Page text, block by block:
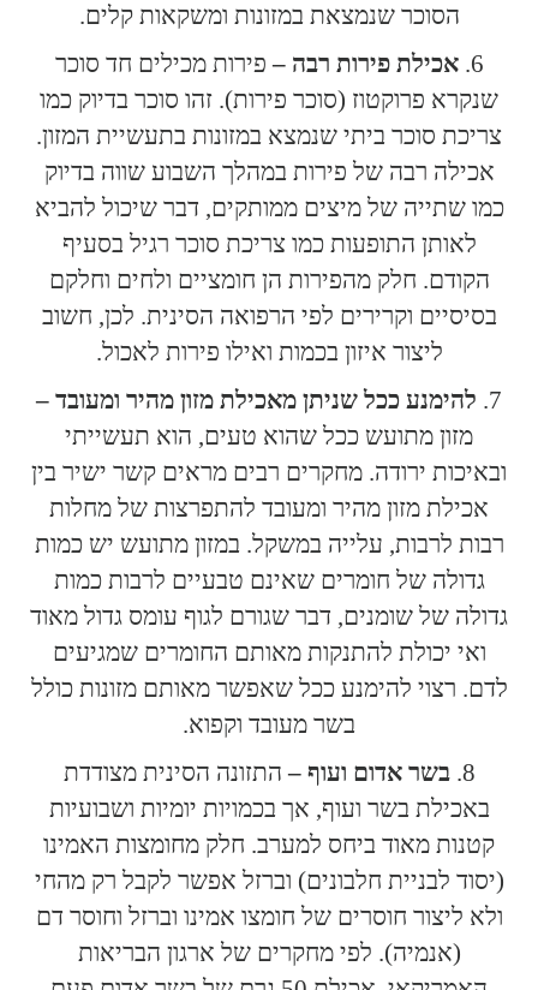
הסוכר שנמצאת במזונות ומשקאות קלים.
אכילת פירות רבה –פירות מכילים חד סוכר
שנקרא פרוקטוז (סוכר פירות). זהו סוכר בדיוק כמו
צריכת סוכר ביתי שנמצא במזונות בתעשיית המזון.
אכילה רבה של פירות במהלך השבוע שווה בדיוק
כמו שתייה של מיצים ממותקים, דבר שיכול להביא
לאותן התופעות כמו צריכת סוכר רגיל בסעיף
הקודם. חלק מהפירות הן חומציים ולחים וחלקם
בסיסיים וקרירים לפי הרפואה הסינית. לכן, חשוב
ליצור איזון בכמות ואילו פירות לאכול.
להימנע ככל שניתן מאכילת מזון מהיר ומעובד –
מזון מתועש ככל שהוא טעים, הוא תעשייתי
ובאיכות ירודה. מחקרים רבים מראים קשר ישיר בין
אכילת מזון מהיר ומעובד להתפרצות של מחלות
רבות לרבות, עלייה במשקל. במזון מתועש יש כמות
גדולה של חומרים שאינם טבעיים לרבות כמות
גדולה של שומנים, דבר שגורם לגוף עומס גדול מאוד
ואי יכולת להתנקות מאותם החומרים שמגיעים
לדם. רצוי להימנע ככל שאפשר מאותם מזונות כולל
בשר מעובד וקפוא.
בשר אדום ועוף –התזונה הסינית מצודדת
באכילת בשר ועוף, אך בכמויות יומיות ושבועיות
קטנות מאוד ביחס למערב. חלק מחומצות האמינו
(יסוד לבניית חלבונים) וברזל אפשר לקבל רק מהחי
ולא ליצור חוסרים של חומצו אמינו וברזל וחוסר דם
(אנמיה). לפי מחקרים של ארגון הבריאות